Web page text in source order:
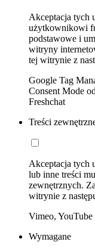
Akceptacja tych
użytkownikowi
podstawowe i
witryny
tej witrynie z
Google Tag
Consent Mode
Freshchat
Treści
Akceptacja tych
lub inne treści
zewnętrznych.
witrynie z
Vimeo, YouTube
Wymagane